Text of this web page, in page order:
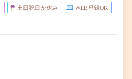
土日祝日が休み WEB登録OK